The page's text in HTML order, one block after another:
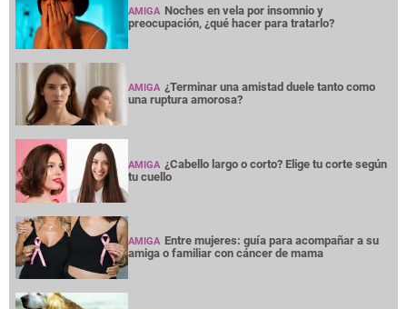
AMIGA Noches en vela por insomnio y
preocupación, ¿qué hacer para tratarlo?
AMIGA ¿Terminar una amistad duele tanto como
una ruptura amorosa?
AMIGA ¿Cabello largo o corto? Elige tu corte según
tu cuello
AMIGA Entre mujeres: guía para acompañar a su
amiga o familiar con cáncer de mama